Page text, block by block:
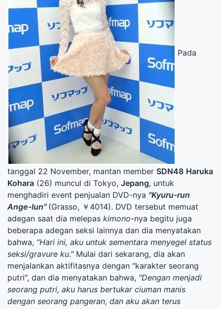
Pada
tanggal 22 November, mantan member SDN48 Haruka
Kohara (26) muncul di Tokyo, Jepang, untuk
menghadiri event penjualan DVD-nya "Kyuru-run
Ange-lun" (Grasso, ￥4014). DVD tersebut memuat
adegan saat dia melepas kimono-nya begitu juga
beberapa adegan seksi lainnya dan dia menyatakan
bahwa, "Hari ini, aku untuk sementara menyegel status
seksi/gravure ku."Mulai dari sekarang, dia akan
menjalankan aktifitasnya dengan "karakter seorang
putri", dan dia menyatakan bahwa, "Dengan menjadi
seorang putri, aku harus bertukar ciuman manis
dengan seorang pangeran, dan aku akan terus